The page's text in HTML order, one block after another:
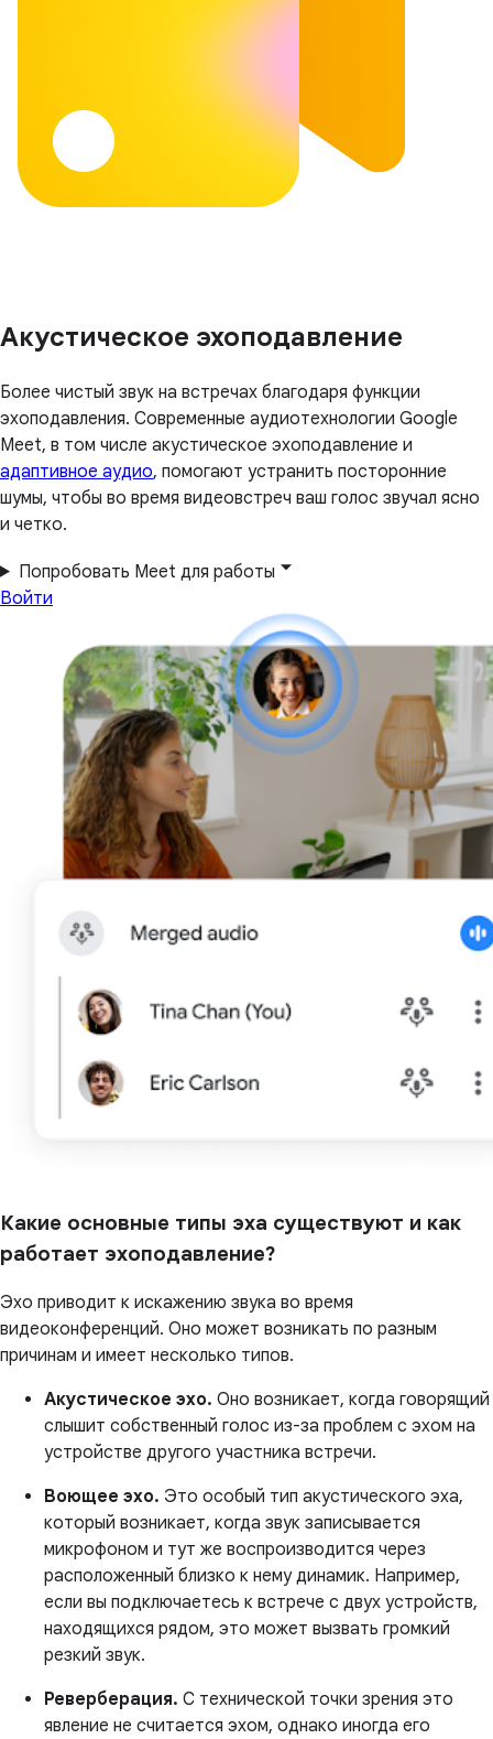
Акустическое эхоподавление
Более чистый звук на встречах благодаря функции
эхоподавления. Современные аудиотехнологии Google
Meet, в том числе акустическое эхоподавление и
адаптивное аудио, помогают устранить посторонние
шумы, чтобы во время видеовстреч ваш голос звучал ясно
и четко.
Попробовать Meet для работы
Войти
Какие основные типы эха существуют и как
работает эхоподавление?
Эхо приводит к искажению звука во время
видеоконференций. Оно может возникать по разным
причинам и имеет несколько типов.
Акустическое эхо. Оно возникает, когда говорящий
слышит собственный голос из-за проблем с эхом на
устройстве другого участника встречи.
Воющее эхо. Это особый тип акустического эха,
который возникает, когда звук записывается
микрофоном и тут же воспроизводится через
расположенный близко к нему динамик. Например,
если вы подключаетесь к встрече с двух устройств,
находящихся рядом, это может вызвать громкий
резкий звук.
Реверберация. С технической точки зрения это
явление не считается эхом, однако иногда его